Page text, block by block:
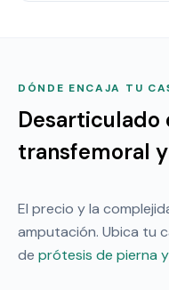
DÓNDE ENCAJA TU
Desarticulado
transfemoral y
El precio y la
amputación. Ubica tu
de prótesis de pierna